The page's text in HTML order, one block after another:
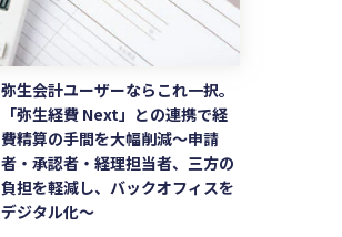
弥生会計ユーザーならこれ一択。
「弥生経費 Next」との連携で経
費精算の手間を大幅削減〜申請
者・承認者・経理担当者、三方の
負担を軽減し、バックオフィスを
デジタル化〜